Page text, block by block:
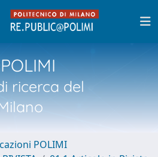
ricerca del
POLIMI